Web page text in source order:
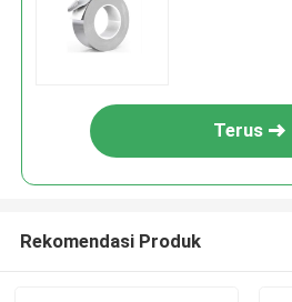
Terus
Rekomendasi Produk